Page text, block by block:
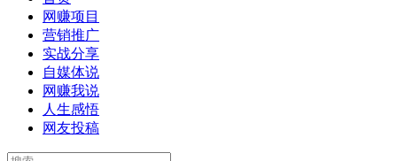
网赚项目
营销推广
实战分享
自媒体说
网赚我说
人生感悟
网友投稿